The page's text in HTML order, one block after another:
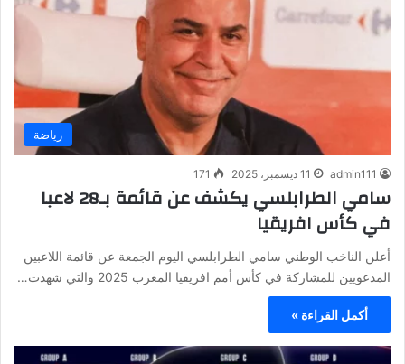
رياضة
admin111 11 ديسمبر، 2025 171
سامي الطرابلسي يكشف عن قائمة بـ28 لاعبا
في كأس افريقيا
أعلن الناخب الوطني سامي الطرابلسي اليوم الجمعة عن قائمة اللاعبين
المدعويين للمشاركة في كأس أمم افريقيا المغرب 2025 والتي شهدت…
أكمل القراءة »